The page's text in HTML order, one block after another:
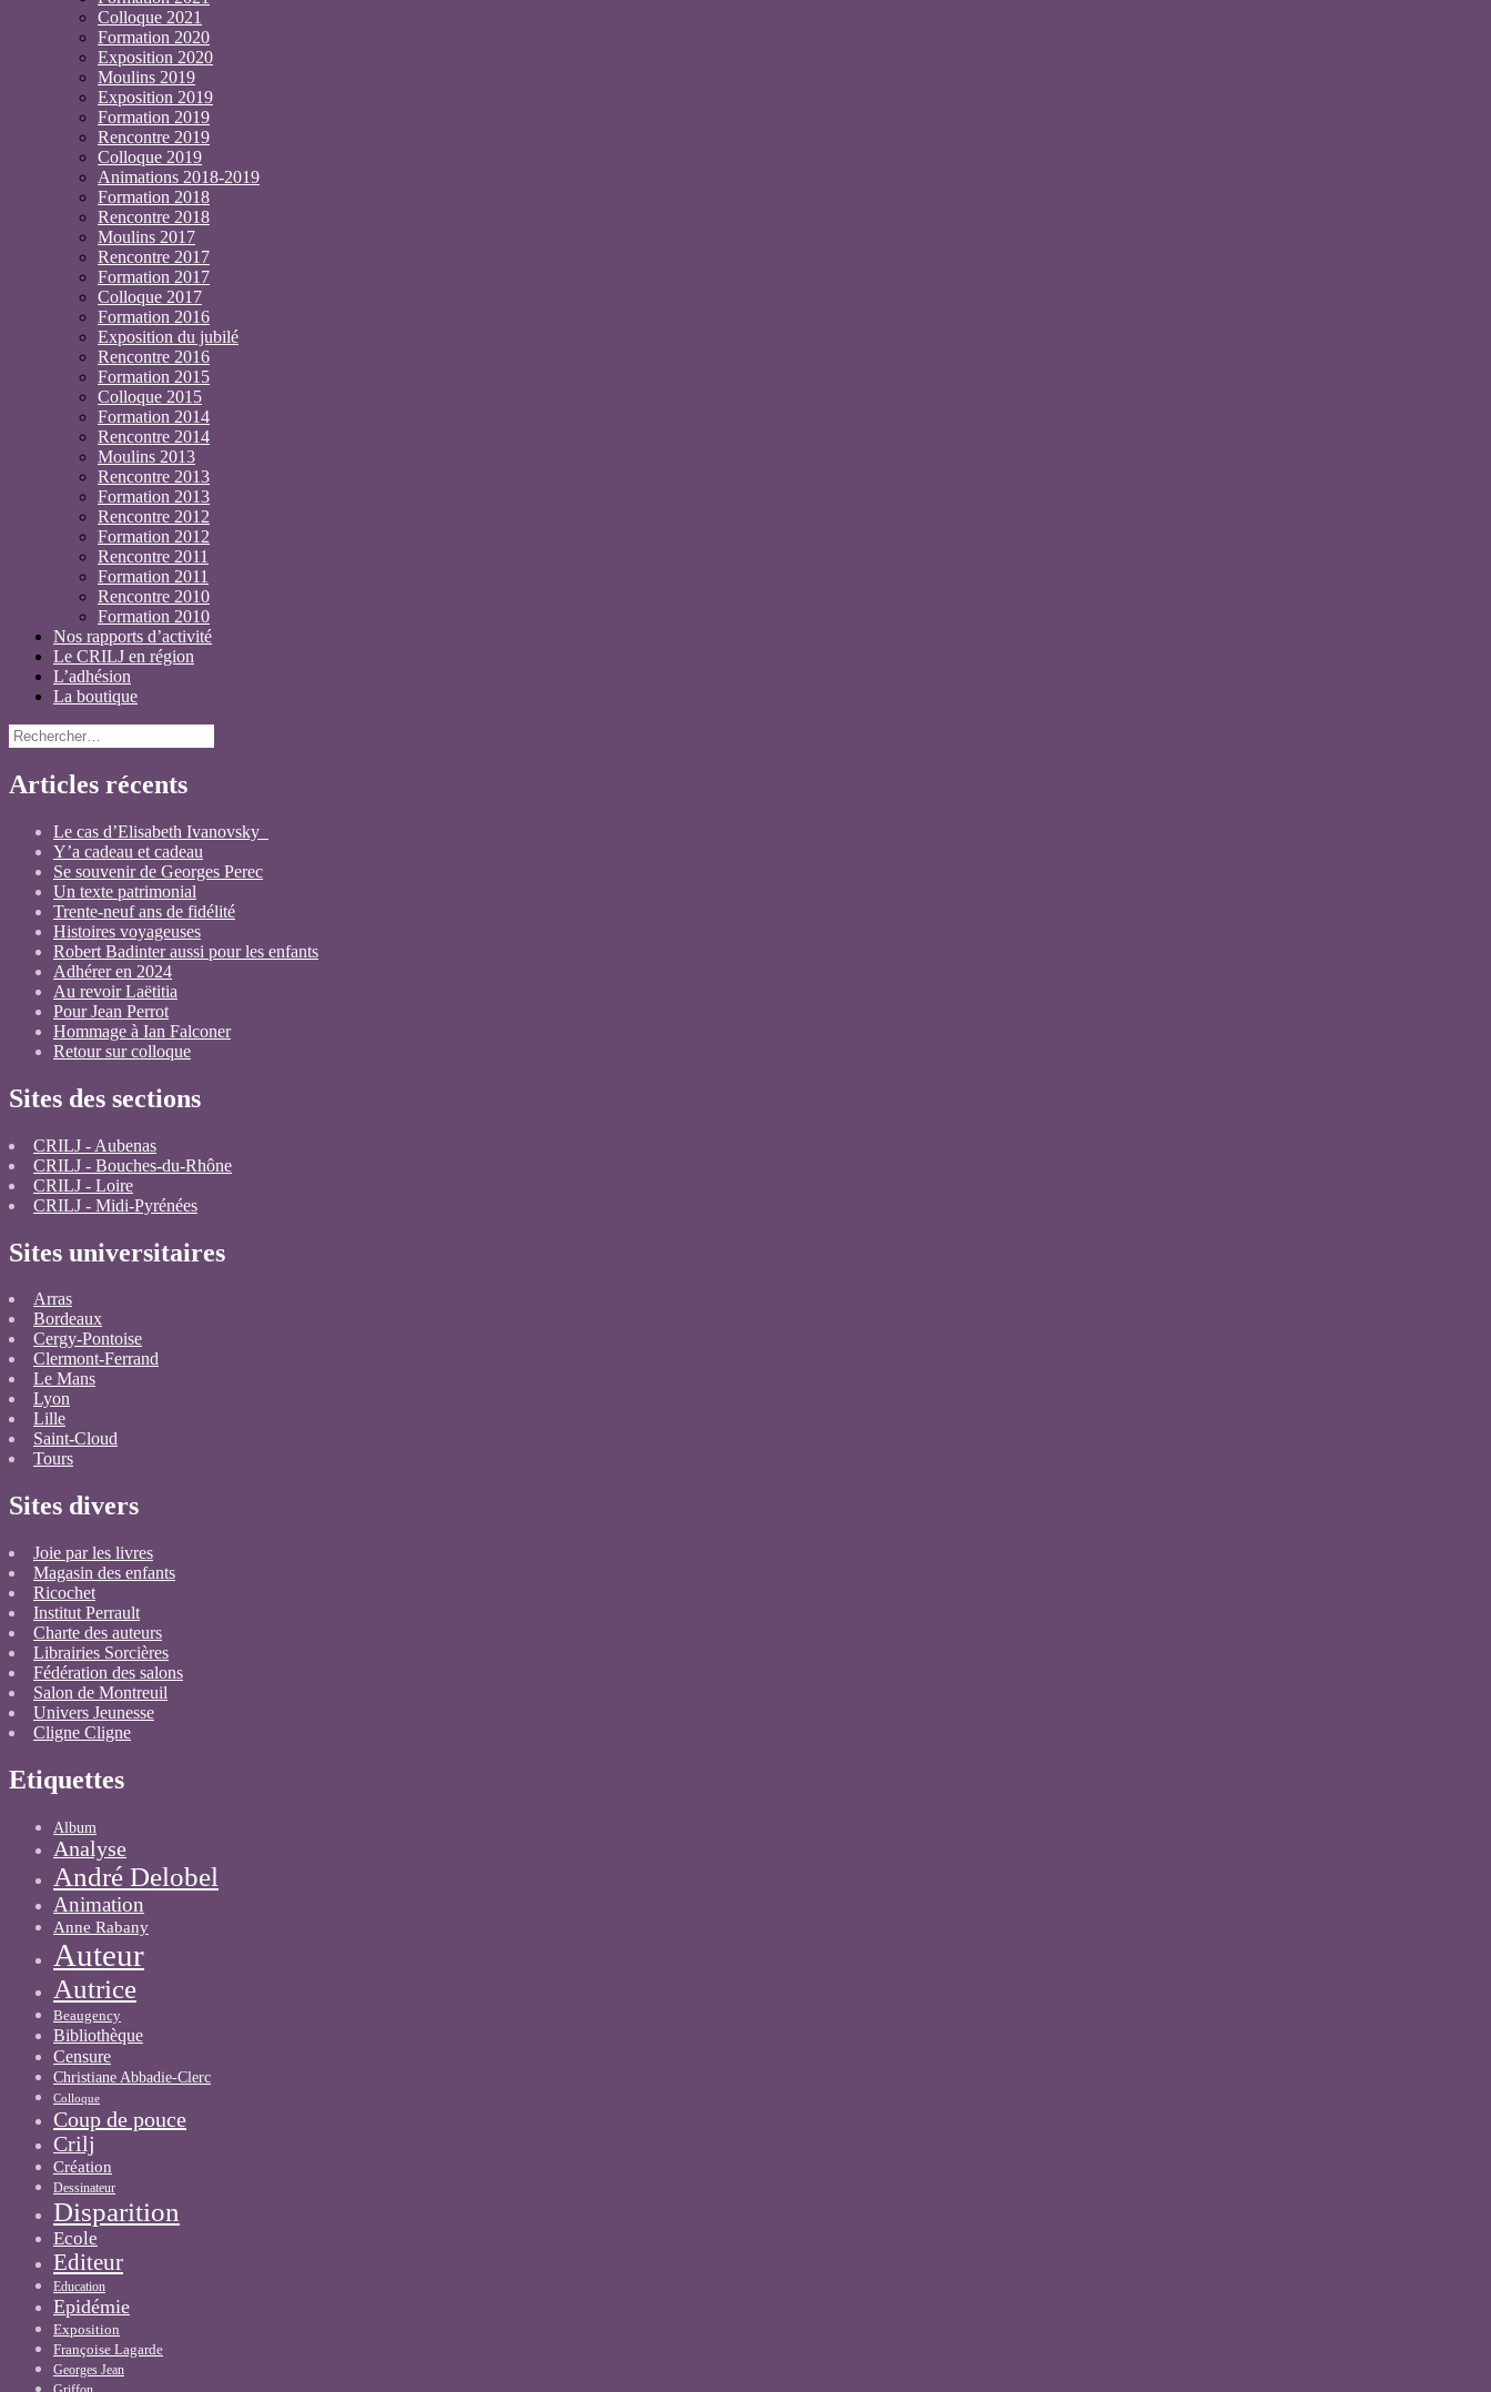
Colloque 2021
Formation 2020
Exposition 2020
Moulins 2019
Exposition 2019
Formation 2019
Rencontre 2019
Colloque 2019
Animations 2018-2019
Formation 2018
Rencontre 2018
Moulins 2017
Rencontre 2017
Formation 2017
Colloque 2017
Formation 2016
Exposition du jubilé
Rencontre 2016
Formation 2015
Colloque 2015
Formation 2014
Rencontre 2014
Moulins 2013
Rencontre 2013
Formation 2013
Rencontre 2012
Formation 2012
Rencontre 2011
Formation 2011
Rencontre 2010
Formation 2010
Nos rapports d’activité
Le CRILJ en région
L’adhésion
La boutique
Rechercher :
Articles récents
Le cas d’Elisabeth Ivanovsky
Y’a cadeau et cadeau
Se souvenir de Georges Perec
Un texte patrimonial
Trente-neuf ans de fidélité
Histoires voyageuses
Robert Badinter aussi pour les enfants
Adhérer en 2024
Au revoir Laëtitia
Pour Jean Perrot
Hommage à Ian Falconer
Retour sur colloque
Sites des sections
CRILJ - Aubenas
CRILJ - Bouches-du-Rhône
CRILJ - Loire
CRILJ - Midi-Pyrénées
Sites universitaires
Arras
Bordeaux
Cergy-Pontoise
Clermont-Ferrand
Le Mans
Lyon
Lille
Saint-Cloud
Tours
Sites divers
Joie par les livres
Magasin des enfants
Ricochet
Institut Perrault
Charte des auteurs
Librairies Sorcières
Fédération des salons
Salon de Montreuil
Univers Jeunesse
Cligne Cligne
Etiquettes
Album
Analyse
André Delobel
Animation
Anne Rabany
Auteur
Autrice
Beaugency
Bibliothèque
Censure
Christiane Abbadie-Clerc
Colloque
Coup de pouce
Crilj
Création
Dessinateur
Disparition
Ecole
Editeur
Education
Epidémie
Exposition
Françoise Lagarde
Georges Jean